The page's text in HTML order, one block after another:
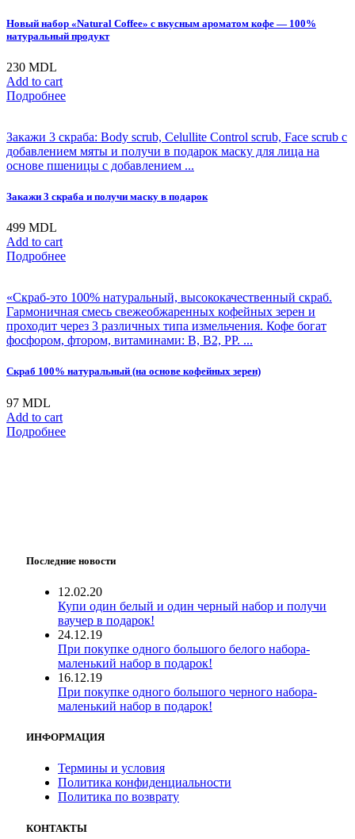
Новый набор «Natural Coffee» с вкусным ароматом кофе — 100%
натуральный продукт
230 MDL
Add to cart
Подробнее
Закажи 3 скраба: Body scrub, Celullite Control scrub, Face scrub с
добавлением мяты и получи в подарок маску для лица на
основе пшеницы с добавлением ...
Закажи 3 скраба и получи маску в подарок
499 MDL
Add to cart
Подробнее
«Скраб-это 100% натуральный, высококачественный скраб.
Гармоничная смесь свежеобжаренных кофейных зерен и
проходит через 3 различных типа измельчения. Кофе богат
фосфором, фтором, витаминами: В, В2, РР. ...
Cкраб 100% натуральный (на основе кофейных зерен)
97 MDL
Add to cart
Подробнее
Последние новости
12.02.20
Купи один белый и один черный набор и получи
ваучер в подарок!
24.12.19
При покупке одного большого белого набора-
маленький набор в подарок!
16.12.19
При покупке одного большого черного набора-
маленький набор в подарок!
ИНФОРМАЦИЯ
Термины и условия
Политика конфиденциальности
Политика по возврату
КОНТАКТЫ